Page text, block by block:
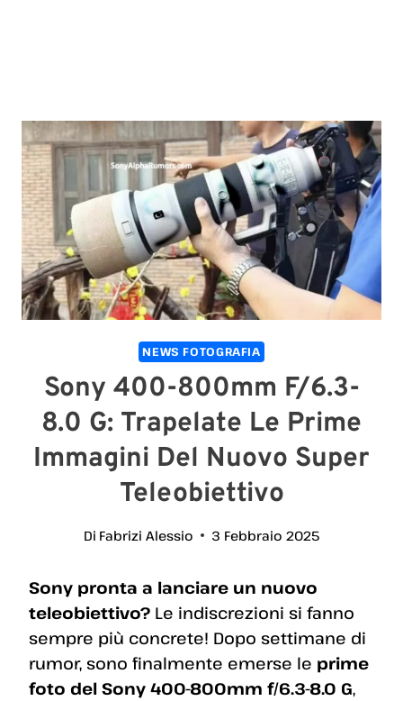
NEWS FOTOGRAFIA
Sony 400-800mm F/6.3-
8.0 G: Trapelate Le Prime
Immagini Del Nuovo Super
Teleobiettivo
Di Fabrizi Alessio 3 Febbraio 2025
Sony pronta a lanciare un nuovo
teleobiettivo? Le indiscrezioni si fanno
sempre più concrete! Dopo settimane di
rumor, sono finalmente emerse le prime
foto del Sony 400-800mm f/6.3-8.0 G,